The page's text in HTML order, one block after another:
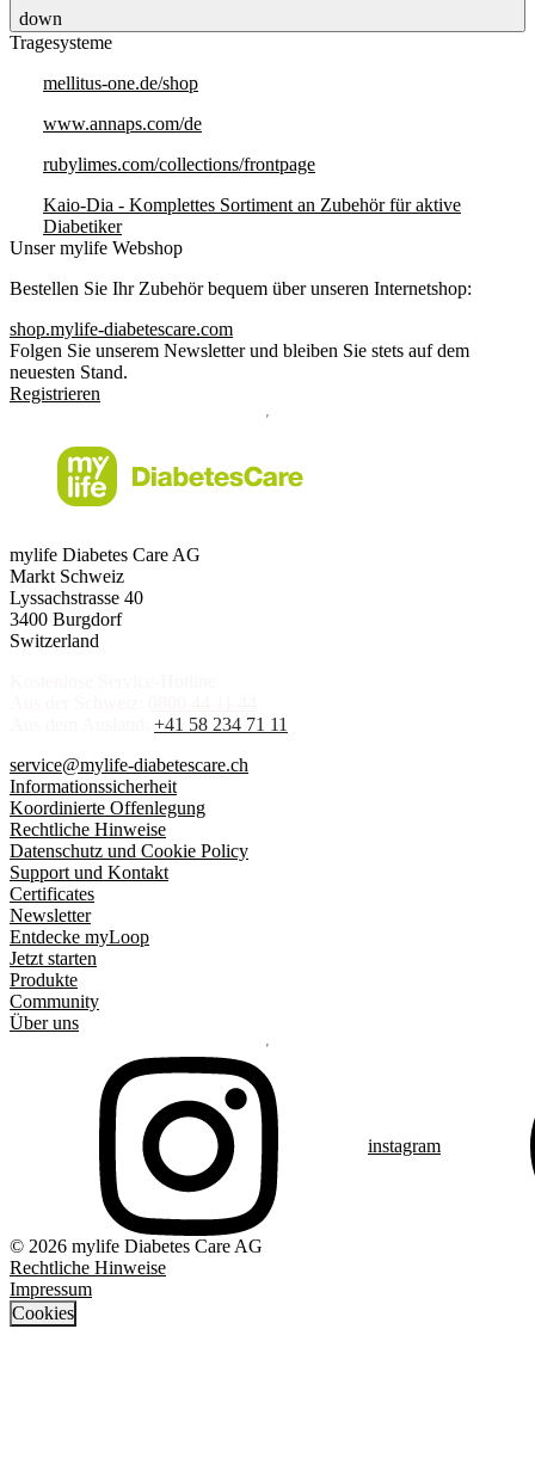
down
Tragesysteme
mellitus-one.de/shop
www.annaps.com/de
rubylimes.com/collections/frontpage
Kaio-Dia - Komplettes Sortiment an Zubehör für aktive
Diabetiker
Unser mylife Webshop
Bestellen Sie Ihr Zubehör bequem über unseren Internetshop:
shop.mylife-diabetescare.com
Folgen Sie unserem Newsletter und bleiben Sie stets auf dem
neuesten Stand.
Registrieren
mylife Diabetes Care AG
Markt Schweiz
Lyssachstrasse 40
3400 Burgdorf
Switzerland
+41 58 234 71 11
service@mylife-diabetescare.ch
Informationssicherheit
Koordinierte Offenlegung
Rechtliche Hinweise
Datenschutz und Cookie Policy
Support und Kontakt
Certificates
Newsletter
Entdecke myLoop
Jetzt starten
Produkte
Community
Über uns
instagram
© 2026 mylife Diabetes Care AG
Rechtliche Hinweise
Impressum
Cookies